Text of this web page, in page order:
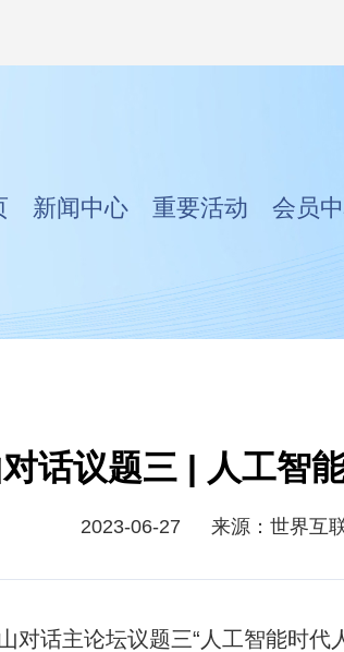
新闻中心 重要活动 会员
话议题三 | 人工智
2023-06-27 来源：世界互
话主论坛议题三“人工智能时代